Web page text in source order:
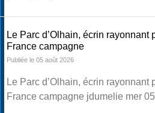
Le Parc d’Olhain, écrin rayonnant
France campagne
Publiée le 05 août 2026
Le Parc d’Olhain, écrin rayonnant
France campagne jdumelie mer